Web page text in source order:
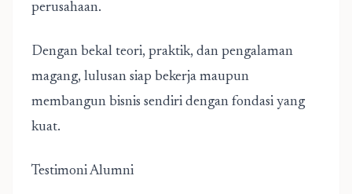
perusahaan.
Dengan bekal teori, praktik, dan pengalaman
magang, lulusan siap bekerja maupun
membangun bisnis sendiri dengan fondasi yang
kuat.
Testimoni Alumni